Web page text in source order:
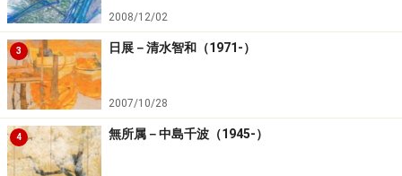
会期：2005年9月30日（金）～11月6日（日）
会場：静岡県立美術館
会場：静岡市駿河区谷田53-2
地図：Yahoo!地図情報
休館日：毎週月曜日（ただし10月10日(月)は開館し、翌
日休館）
開館時間：10：00～17：30（展示室への入室は閉館30
2008/12/02
3 日展－清水智和（1971-）
2007/10/28
4 無所属－中島千波（1945-）